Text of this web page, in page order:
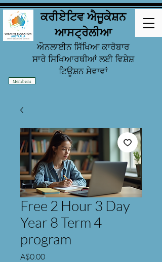
ਕਰੀਏਟਿਵ ਐਜੂਕੇਸ਼ਨ
ਆਸਟ੍ਰੇਲੀਆ
ਔਨਲਾਈਨ ਸਿੱਖਿਆ ਕਾਰੋਬਾਰ
ਸਾਰੇ ਸਿਖਿਆਰਥੀਆਂ ਲਈ ਵਿਸ਼ੇਸ਼
ਟਿਊਸ਼ਨ ਸੇਵਾਵਾਂ
Members
Free 2 Hour 3 Day
Year 8 Term 4
program
A$0.00Price